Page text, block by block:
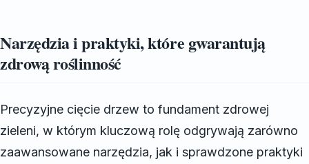
Narzędzia i praktyki, które gwarantują
zdrową roślinność
Precyzyjne cięcie drzew to fundament zdrowej
zieleni, w którym kluczową rolę odgrywają zarówno
zaawansowane narzędzia, jak i sprawdzone praktyki